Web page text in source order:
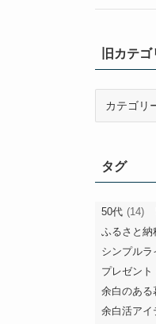
旧カテ
リ
ー
タグ
50代 (14)
ふるさと納
シンプルラ
プレゼント
余白のある
余白活アイ